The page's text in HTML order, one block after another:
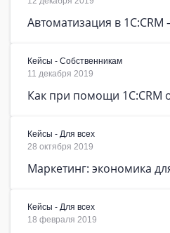
Автоматизация в
Кейсы - Собственникам
11 декабря 2019
Как при помощи 1C:CRM
Кейсы - Для всех
28 октября 2019
Маркетинг: экономика
Кейсы - Для всех
18 февраля 2019